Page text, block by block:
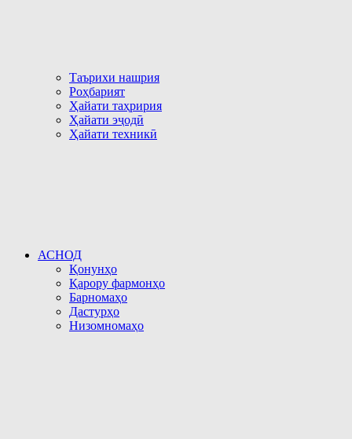
Таърихи нашрия
Роҳбарият
Ҳайати таҳририя
Ҳайати эҷодӣ
Ҳайати техникӣ
АСНОД
Қонунҳо
Қарору фармонҳо
Барномаҳо
Дастурҳо
Низомномаҳо